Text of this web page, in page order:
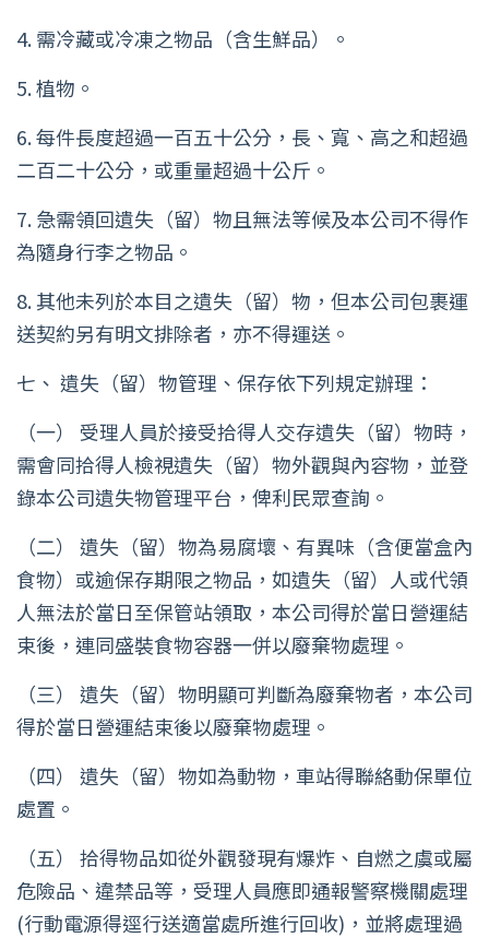
4. 需冷藏或冷凍之物品（含生鮮品）。
5. 植物。
6. 每件長度超過一百五十公分，長、寬、高之和超過
二百二十公分，或重量超過十公斤。
7. 急需領回遺失（留）物且無法等候及本公司不得作
為隨身行李之物品。
8. 其他未列於本目之遺失（留）物，但本公司包裹運
送契約另有明文排除者，亦不得運送。
七、 遺失（留）物管理、保存依下列規定辦理：
（一） 受理人員於接受拾得人交存遺失（留）物時，
需會同拾得人檢視遺失（留）物外觀與內容物，並登
錄本公司遺失物管理平台，俾利民眾查詢。
（二） 遺失（留）物為易腐壞、有異味（含便當盒內
食物）或逾保存期限之物品，如遺失（留）人或代領
人無法於當日至保管站領取，本公司得於當日營運結
束後，連同盛裝食物容器一併以廢棄物處理。
（三） 遺失（留）物明顯可判斷為廢棄物者，本公司
得於當日營運結束後以廢棄物處理。
（四） 遺失（留）物如為動物，車站得聯絡動保單位
處置。
（五） 拾得物品如從外觀發現有爆炸、自燃之虞或屬
危險品、違禁品等，受理人員應即通報警察機關處理
(行動電源得逕行送適當處所進行回收)，並將處理過